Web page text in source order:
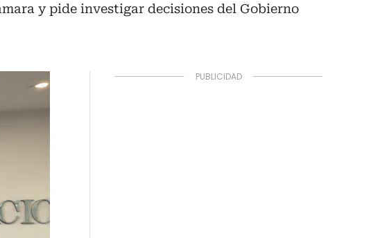
y pide investigar decisiones del Gobierno